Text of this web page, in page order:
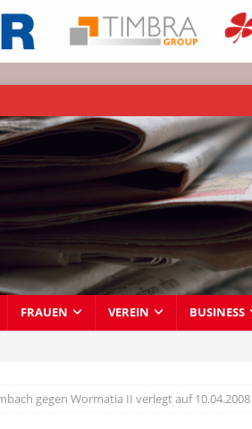
FRAUEN VEREIN BUSINESS
gegen Wormatia II verlegt auf 10.04.2008